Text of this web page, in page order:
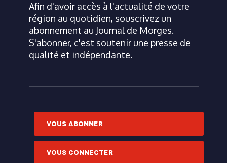
Afin d'avoir accès à l'actualité de votre
région au quotidien, souscrivez un
abonnement au Journal de Morges.
S'abonner, c'est soutenir une presse de
qualité et indépendante.
VOUS ABONNER
VOUS CONNECTER